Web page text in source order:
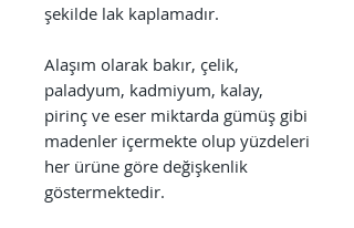
şekilde lak kaplamadır.
Alaşım olarak bakır, çelik,
paladyum, kadmiyum, kalay,
pirinç ve eser miktarda gümüş gibi
madenler içermekte olup yüzdeleri
her ürüne göre değişkenlik
göstermektedir.